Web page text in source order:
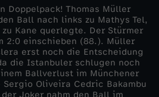
Doppelpack! Thomas Müller
Ball nach links zu Mathys Tel,
Kane querlegte. Der Stürmer
2:0 einschieben (88.). Müller
erst noch die Entscheidung
die Istanbuler schlugen noch
Ballverlust im Münchener
Oliveira Cedric Bakambu
Joker nahm den Ball im